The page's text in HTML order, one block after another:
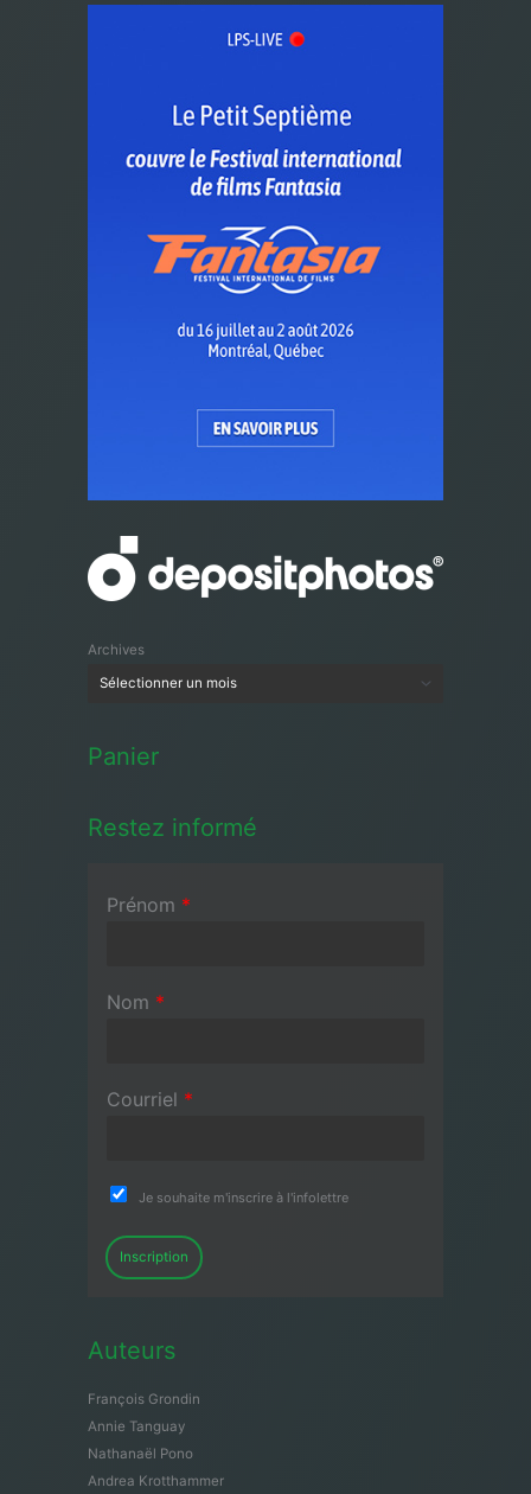
Archives
Panier
Restez informé
Prénom *
Nom *
Courriel *
Je souhaite m'inscrire à l'infolettre
Inscription
Auteurs
François Grondin
Annie Tanguay
Nathanaël Pono
Andrea Krotthammer